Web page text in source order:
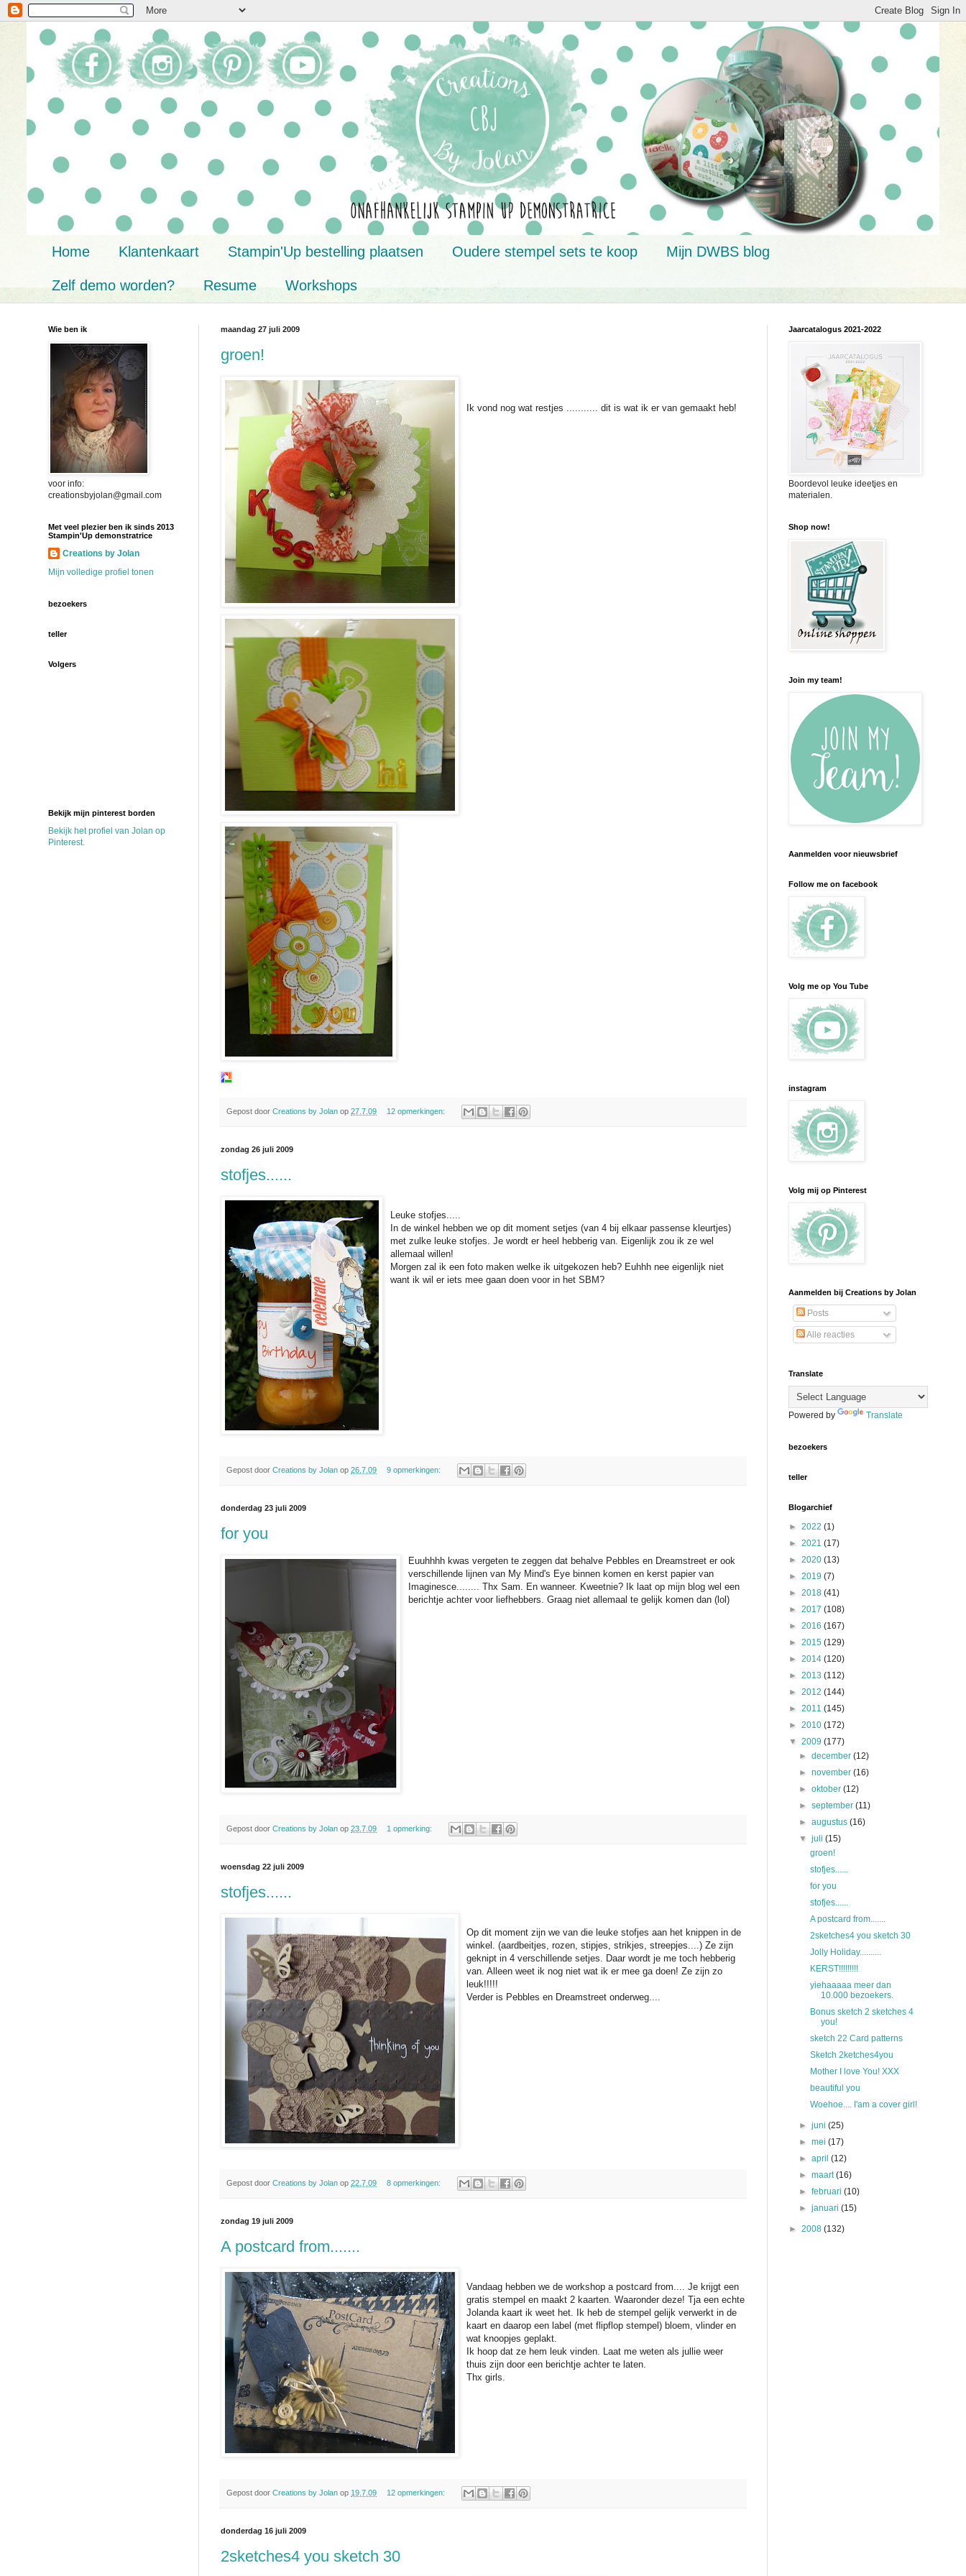
Home Klantenkaart Stampin'Up bestelling plaatsen Oudere stempel sets te koop Mijn DWBS blog
Zelf demo worden? Resume Workshops
maandag 27 juli 2009
groen!
Ik vond nog wat restjes ........... dit is wat ik er van gemaakt heb!
Gepost door Creations by Jolan op 27.7.09 12 opmerkingen:
zondag 26 juli 2009
stofjes......
Leuke stofjes.....
In de winkel hebben we op dit moment setjes (van 4 bij elkaar passense kleurtjes)
met zulke leuke stofjes. Je wordt er heel hebberig van. Eigenlijk zou ik ze wel
allemaal willen!
Morgen zal ik een foto maken welke ik uitgekozen heb? Euhhh nee eigenlijk niet
want ik wil er iets mee gaan doen voor in het SBM?
Gepost door Creations by Jolan op 26.7.09 9 opmerkingen:
donderdag 23 juli 2009
for you
Euuhhhh kwas vergeten te zeggen dat behalve Pebbles en Dreamstreet er ook
verschillende lijnen van My Mind's Eye binnen komen en kerst papier van
Imaginesce........ Thx Sam. En wanneer. Kweetnie? Ik laat op mijn blog wel een
berichtje achter voor liefhebbers. Graag niet allemaal te gelijk komen dan (lol)
Gepost door Creations by Jolan op 23.7.09 1 opmerking:
woensdag 22 juli 2009
stofjes......
Op dit moment zijn we van die leuke stofjes aan het knippen in de
winkel. (aardbeitjes, rozen, stipjes, strikjes, streepjes....) Ze zijn
geknipt in 4 verschillende setjes. Daar wordt je me toch hebberig
van. Alleen weet ik nog niet wat ik er mee ga doen! Ze zijn zo
leuk!!!!!
Verder is Pebbles en Dreamstreet onderweg....
Gepost door Creations by Jolan op 22.7.09 8 opmerkingen:
zondag 19 juli 2009
A postcard from.......
Vandaag hebben we de workshop a postcard from.... Je krijgt een
gratis stempel en maakt 2 kaarten. Waaronder deze! Tja een echte
Jolanda kaart ik weet het. Ik heb de stempel gelijk verwerkt in de
kaart en daarop een label (met flipflop stempel) bloem, vlinder en
wat knoopjes geplakt.
Ik hoop dat ze hem leuk vinden. Laat me weten als jullie weer
thuis zijn door een berichtje achter te laten.
Thx girls.
Gepost door Creations by Jolan op 19.7.09 12 opmerkingen:
donderdag 16 juli 2009
2sketches4 you sketch 30
Wie ben ik
voor info:
creationsbyjolan@gmail.com
Met veel plezier ben ik sinds 2013
Stampin'Up demonstratrice
Creations by Jolan
Mijn volledige profiel tonen
bezoekers
teller
Volgers
Bekijk mijn pinterest borden
Bekijk het profiel van Jolan op
Pinterest.
Jaarcatalogus 2021-2022
Boordevol leuke ideetjes en
materialen.
Shop now!
Join my team!
Aanmelden voor nieuwsbrief
Follow me on facebook
Volg me op You Tube
instagram
Volg mij op Pinterest
Aanmelden bij Creations by Jolan
Posts
Alle reacties
Translate
Powered by Translate
bezoekers
teller
Blogarchief
► 2022 (1)
► 2021 (17)
► 2020 (13)
► 2019 (7)
► 2018 (41)
► 2017 (108)
► 2016 (167)
► 2015 (129)
► 2014 (120)
► 2013 (112)
► 2012 (144)
► 2011 (145)
► 2010 (172)
▼ 2009 (177)
►december(12)
►november(16)
►oktober(12)
►september(11)
►augustus(16)
▼juli(15)
groen!
stofjes......
for you
stofjes......
A postcard from.......
2sketches4 you sketch 30
Jolly Holiday..........
KERST!!!!!!!!!
yiehaaaaa meer dan
10.000 bezoekers.
Bonus sketch 2 sketches 4
you!
sketch 22 Card patterns
Sketch 2ketches4you
Mother I love You! XXX
beautiful you
Woehoe.... I'am a cover girl!
►juni(25)
►mei(17)
►april(12)
►maart(16)
►februari(10)
►januari(15)
► 2008 (132)